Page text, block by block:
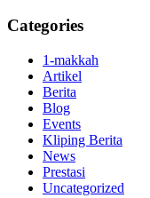
Categories
1-makkah
Artikel
Berita
Blog
Events
Kliping Berita
News
Prestasi
Uncategorized